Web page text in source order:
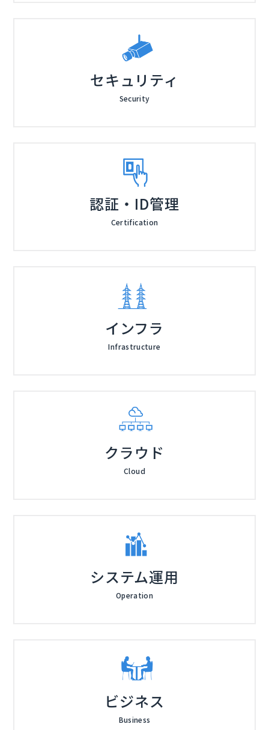
セキュリティ
Security
認証・ID管理
Certification
インフラ
Infrastructure
クラウド
Cloud
システム運用
Operation
ビジネス
Business